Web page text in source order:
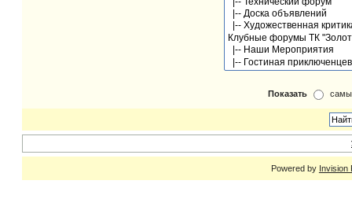
Показать
Powered by Invision